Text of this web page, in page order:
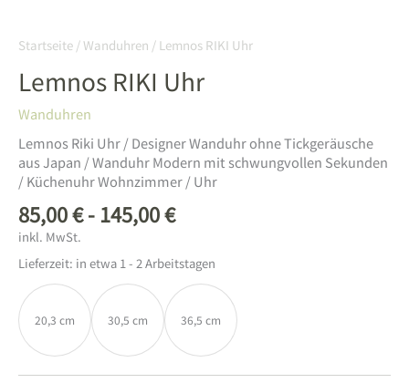
Startseite / Wanduhren / Lemnos RIKI Uhr
Lemnos RIKI Uhr
Wanduhren
Lemnos Riki Uhr / Designer Wanduhr ohne Tickgeräusche
aus Japan / Wanduhr Modern mit schwungvollen Sekunden
/ Küchenuhr Wohnzimmer / Uhr
85,00€- 145,00€
inkl. MwSt.
Lieferzeit: in etwa 1 - 2 Arbeitstagen
20,3 cm 30,5 cm 36,5 cm